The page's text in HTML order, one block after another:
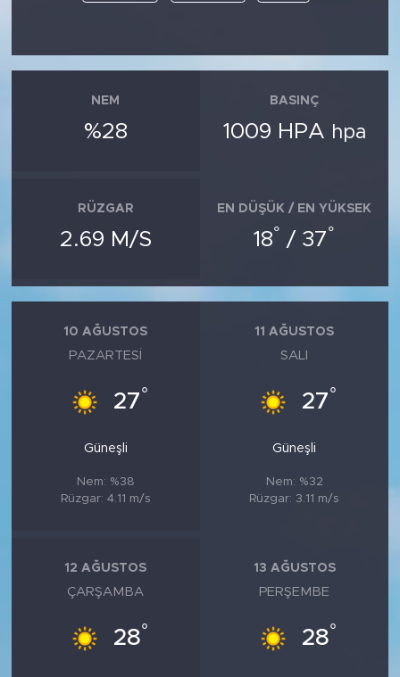
NEM
%28
BASINÇ
1009 HPA hpa
RÜZGAR
2.69 M/S
EN DÜŞÜK / EN YÜKSEK
18° / 37°
10 AĞUSTOS
PAZARTESI
27°
Güneşli
Nem: %38
Rüzgar: 4.11 m/s
11 AĞUSTOS
SALI
27°
Güneşli
Nem: %32
Rüzgar: 3.11 m/s
12 AĞUSTOS
ÇARŞAMBA
28°
13 AĞUSTOS
PERŞEMBE
28°